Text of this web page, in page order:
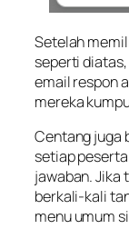
Setelah
seperti
email respon
mereka
Centang juga
setiap
jawaban. Jika
berkali-kali
menu umum